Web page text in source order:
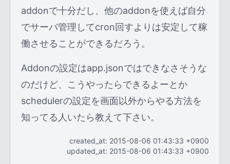
addonで十分だし、他のaddonを使えば自分
でサーバ管理してcron回すよりは安定して稼
働させることができるだろう。
Addonの設定はapp.jsonではできなさそうな
のだけど、こうやったらできるよーとか
schedulerの設定を画面以外からやる方法を
知ってる人いたら教えて下さい。
created_at: 2015-08-06 01:43:33 +0900
updated_at: 2015-08-06 01:43:33 +0900